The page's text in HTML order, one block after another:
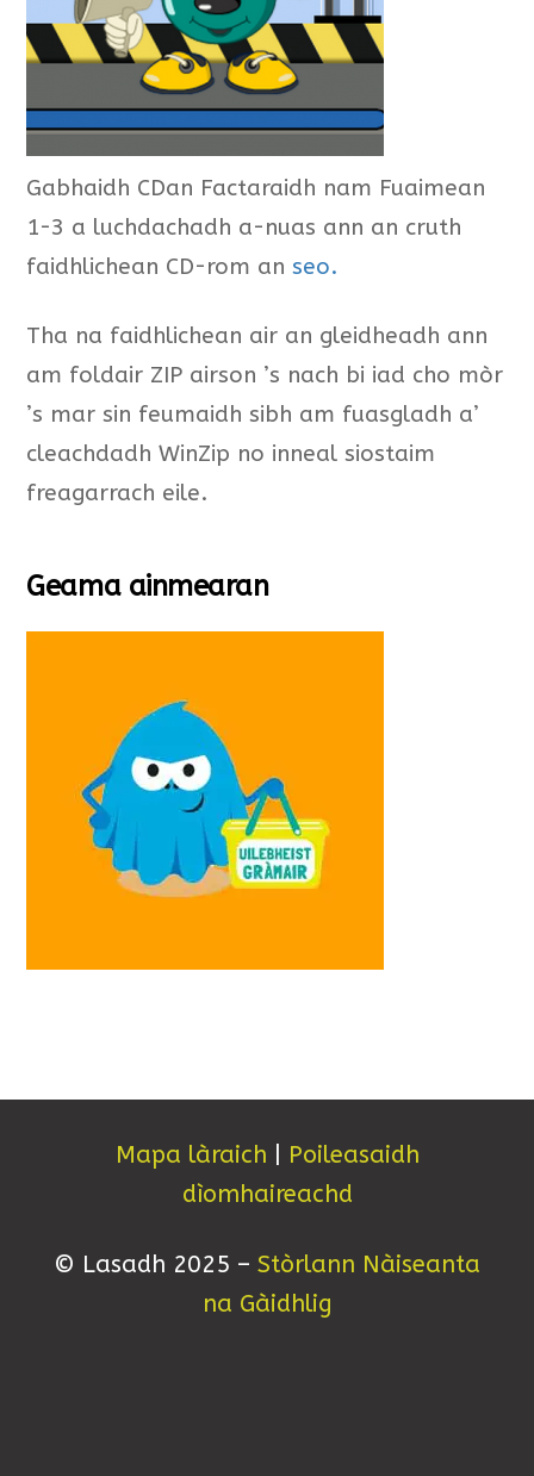
Gabhaidh CDan Factaraidh nam Fuaimean
1-3 a luchdachadh a-nuas ann an cruth
faidhlichean CD-rom anseo.
Tha na faidhlichean air an gleidheadh ann
am foldair ZIP airson ’s nach bi iad cho mòr
’s mar sin feumaidh sibh am fuasgladh a’
cleachdadh WinZip no inneal siostaim
freagarrach eile.
Geama ainmearan
Mapa làraich
Poileasaidh
dìomhaireachd
© Lasadh 2025 – Stòrlann Nàiseanta
na Gàidhlig